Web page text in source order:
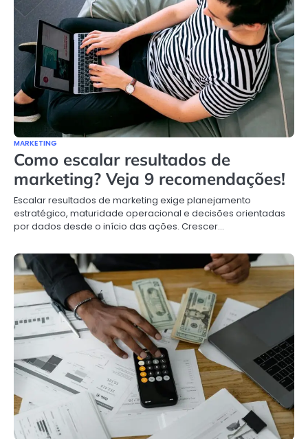
MARKETING
Como escalar resultados de
marketing? Veja 9 recomendações!
Escalar resultados de marketing exige planejamento
estratégico, maturidade operacional e decisões orientadas
por dados desde o início das ações. Crescer…